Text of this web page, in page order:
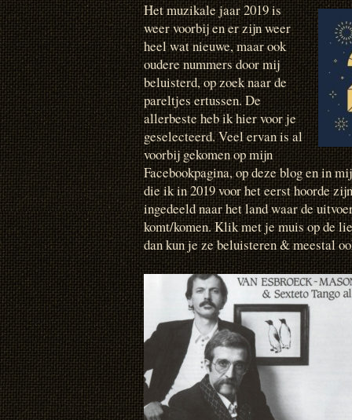
Het muzikale jaar 2019 is
weer voorbij en er zijn weer
heel wat nieuwe, maar ook
oudere nummers door mij
beluisterd, op zoek naar de
pareltjes ertussen. De
allerbeste heb ik hier voor je
geselecteerd. Veel ervan is al
voorbij gekomen op mijn
Facebookpagina, op deze blog en in
die ik in 2019 voor het eerst hoorde
ingedeeld naar het land waar de
komt/komen. Klik met je muis op de
dan kun je ze beluisteren & meestal